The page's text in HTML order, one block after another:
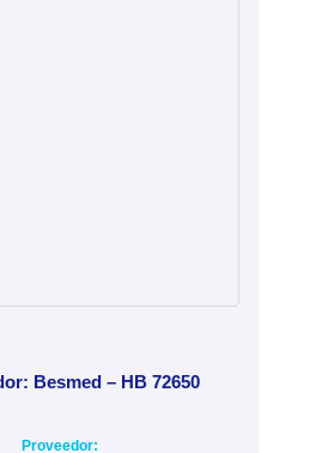
Besmed – HB 72650
Proveedor: